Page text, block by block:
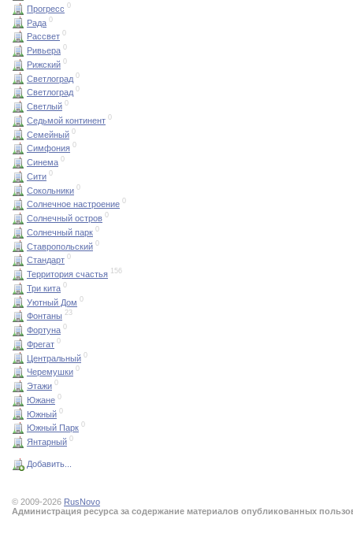
Прогресс 0
Рада 0
Рассвет 0
Ривьера 0
Рижский 0
Светлоград 0
Светлоград 0
Светлый 0
Седьмой континент 0
Семейный 0
Симфония 0
Синема 0
Сити 0
Сокольники 0
Солнечное настроение 0
Солнечный остров 0
Солнечный парк 0
Ставропольский 0
Стандарт 0
Территория счастья 156
Три кита 0
Уютный Дом 0
Фонтаны 23
Фортуна 0
Фрегат 0
Центральный 0
Черемушки 0
Этажи 0
Южане 0
Южный 0
Южный Парк 0
Янтарный 0
Добавить...
© 2009-2026 RusNovo
Администрация ресурса за содержание материалов опубликованных